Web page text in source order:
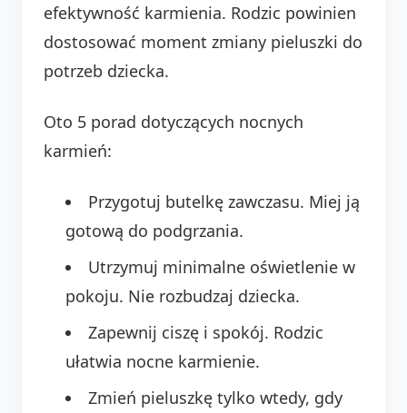
efektywność karmienia. Rodzic powinien
dostosować moment zmiany pieluszki do
potrzeb dziecka.
Oto 5 porad dotyczących nocnych
karmień:
Przygotuj butelkę zawczasu. Miej ją
gotową do podgrzania.
Utrzymuj minimalne oświetlenie w
pokoju. Nie rozbudzaj dziecka.
Zapewnij ciszę i spokój. Rodzic
ułatwia nocne karmienie.
Zmień pieluszkę tylko wtedy, gdy